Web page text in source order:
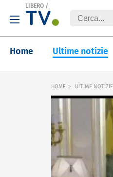
LIBERO /
Home Ultime notizie
HOME ULTIME NOTIZIE